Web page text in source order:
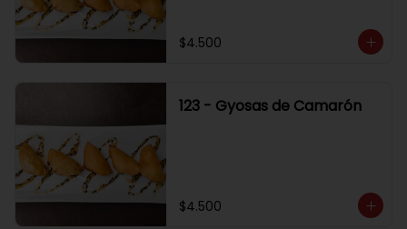
$4.500
123 - Gyosas de Camarón
$4.500